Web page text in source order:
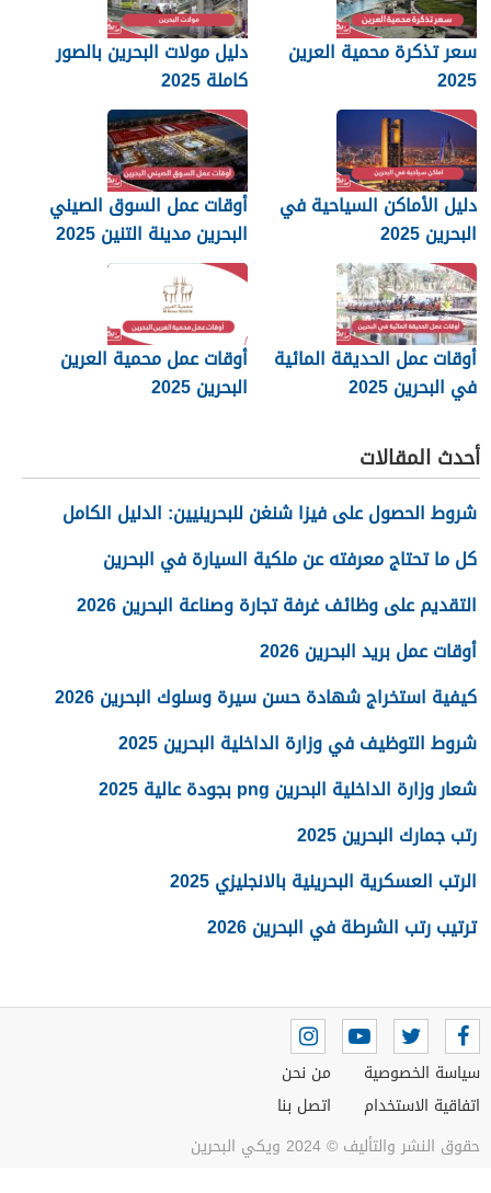
سعر تذكرة محمية العرين
2025
دليل مولات البحرين بالصور
كاملة 2025
دليل الأماكن السياحية في
البحرين 2025
أوقات عمل السوق الصيني
البحرين مدينة التنين 2025
أوقات عمل الحديقة المائية
في البحرين 2025
أوقات عمل محمية العرين
البحرين 2025
أحدث المقالات
شروط الحصول على فيزا شنغن للبحرينيين: الدليل الكامل
كل ما تحتاج معرفته عن ملكية السيارة في البحرين
التقديم على وظائف غرفة تجارة وصناعة البحرين 2026
أوقات عمل بريد البحرين 2026
كيفية استخراج شهادة حسن سيرة وسلوك البحرين 2026
شروط التوظيف في وزارة الداخلية البحرين 2025
شعار وزارة الداخلية البحرين png بجودة عالية 2025
رتب جمارك البحرين 2025
الرتب العسكرية البحرينية بالانجليزي 2025
ترتيب رتب الشرطة في البحرين 2026
سياسة الخصوصية
اتفاقية الاستخدام
من نحن
اتصل بنا
حقوق النشر والتأليف © 2024 ويكي البحرين